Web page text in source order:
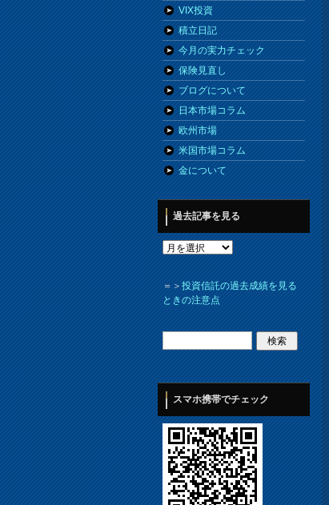
VIX投資
積立日記
今月の実力チェック
保険見直し
ブログについて
日本市場コラム
欧州市場
米国市場コラム
金について
過去記事を見る
＝＞投資信託の過去成績を見る
ときの注意点
スマホ携帯でチェック